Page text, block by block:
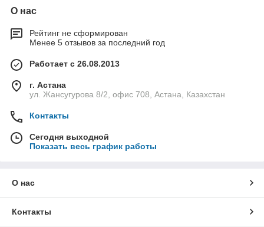
О нас
Рейтинг не сформирован
Менее 5 отзывов за последний год
Работает с 26.08.2013
г. Астана
ул. Жансугурова 8/2, офис 708, Астана, Казахстан
Контакты
Сегодня выходной
Показать весь график работы
О нас
Контакты